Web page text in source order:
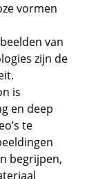
vormen
van
zijn de
is
en deep
te
begrijpen,